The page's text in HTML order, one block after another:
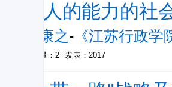
论人的能力的社
张康之- 《江苏行政学
被引量：2 发表：2017